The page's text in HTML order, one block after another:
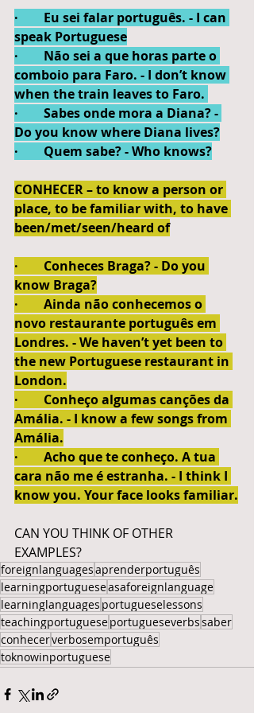
·        Eu sei falar português. - I can
speak Portuguese
·        Não sei a que horas parte o
comboio para Faro. - I don’t know
when the train leaves to Faro.
·        Sabes onde mora a Diana? -
Do you know where Diana lives?
·        Quem sabe? - Who knows?
CONHECER – to know a person or
place, to be familiar with, to have
been/met/seen/heard of
·        Conheces Braga? - Do you
know Braga?
·        Ainda não conhecemos o
novo restaurante português em
Londres. - We haven’t yet been to
the new Portuguese restaurant in
London.
·        Conheço algumas canções da
Amália. - I know a few songs from
Amália.
·        Acho que te conheço. A tua
cara não me é estranha. - I think I
know you. Your face looks familiar.
CAN YOU THINK OF OTHER
EXAMPLES?
foreignlanguagesaprenderportuguês
learningportugueseasaforeignlanguage
learninglanguages portugueselessons
teachingportugueseportugueseverbssaber
conhecerverbosemportuguês
toknowinportuguese